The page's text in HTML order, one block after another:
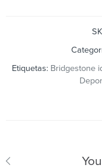
Etiquetas: Bridgestone